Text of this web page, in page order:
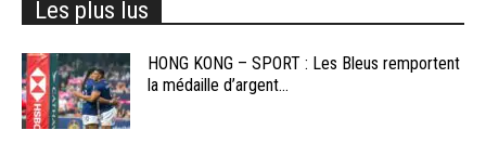
Les plus lus
HONG KONG – SPORT : Les Bleus remportent
la médaille d’argent...